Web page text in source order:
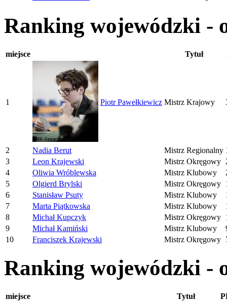
Ranking wojewódzki -
miejsce Tytuł
1 Piotr Pawełkiewicz Mistrz Krajowy
2 Nadia Berut Mistrz Regionalny
3
Leon Krajewski Mistrz Okręgowy
4
Oliwia Wróblewska Mistrz Klubowy
5
Olgierd Brylski Mistrz Okręgowy
6
Stanisław Psuty Mistrz Klubowy
7
Marta Piątkowska Mistrz Klubowy
8
Michał Kupczyk Mistrz Okręgowy
9
Michał Kamiński Mistrz Klubowy
10
Franciszek Krajewski Mistrz Okręgowy
Ranking wojewódzki -
miejsce Tytuł